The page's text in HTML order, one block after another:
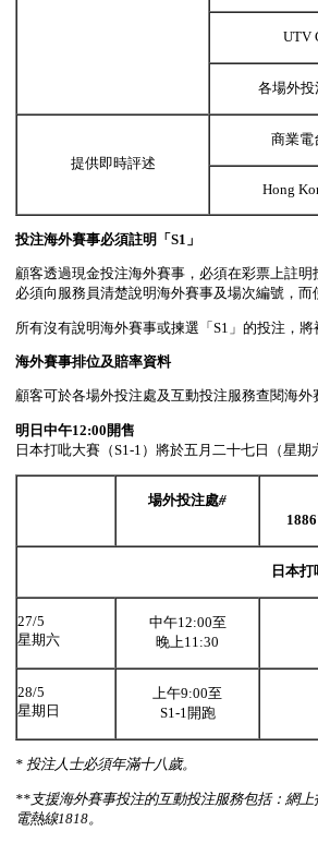
UTV
各場外
提供即時評述
商業電
Hong
投注海外賽事必須註明「 S1 」
顧客透過現金投注海外賽事，必須在彩票上註
必須向服務員清楚說明海外賽事及場次編號，
所有沒有說明海外賽事或揀選「S1」的投注，
海外賽事排位及賠率資料
顧客可於各場外投注處及互動投注服務查閱海
明日中午12:00開售
日本打吡大賽（S1-1）將於五月二十七日（星
場外投注處#
1886
日本
27/5
星期六
中午12:00至
晚上11:30
28/5
星期日
上午9:00至
S1-1開跑
* 投注人士必須年滿十八歲。
**支援海外賽事投注的互動投注服務包括：網上
電熱線1818。